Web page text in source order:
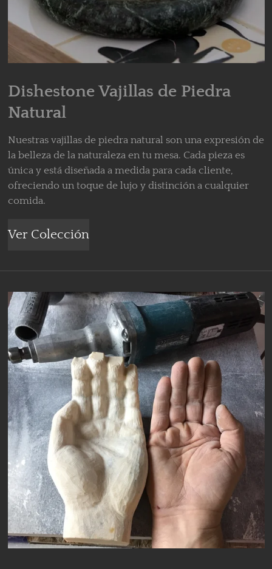
Dishestone Vajillas de Piedra
Natural
Nuestras vajillas de piedra natural son una expresión de
la belleza de la naturaleza en tu mesa. Cada pieza es
única y está diseñada a medida para cada cliente,
ofreciendo un toque de lujo y distinción a cualquier
comida.
Ver Colección